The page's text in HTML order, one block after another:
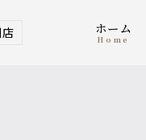
ホーム
home